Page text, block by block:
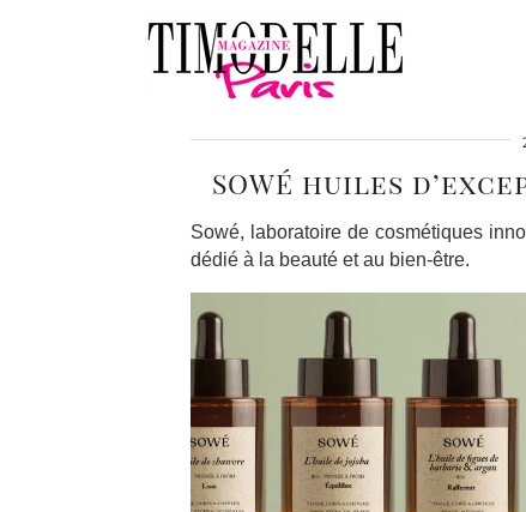
SOWÉ huiles
Sowé, laboratoire de cosmétiques
dédié à la beauté et au bien-être.